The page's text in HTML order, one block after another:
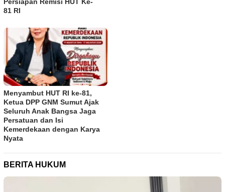
Persiapan Remisi HUT Ke-
81 RI
Menyambut HUT RI ke-81,
Ketua DPP GNM Sumut Ajak
Seluruh Anak Bangsa Jaga
Persatuan dan Isi
Kemerdekaan dengan Karya
Nyata
BERITA HUKUM